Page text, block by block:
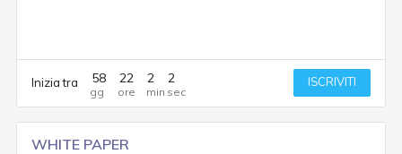
Inizia tra 58 22 2 1 ISCRIVITI
WHITE PAPER